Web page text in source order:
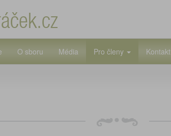
O sboru Média Pro členy Kontakt